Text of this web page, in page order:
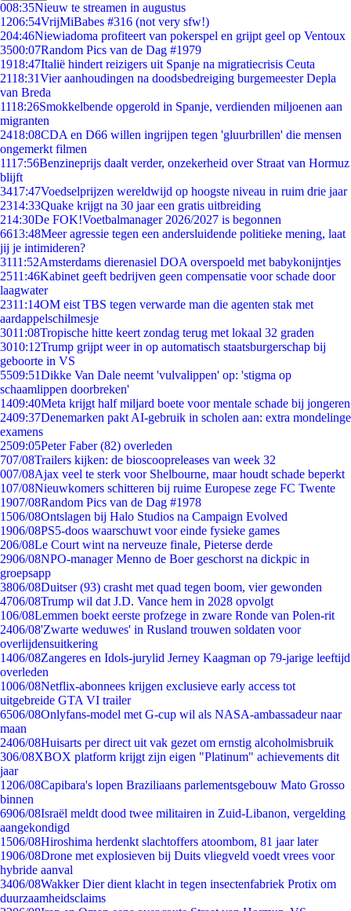
008:35Nieuw te streamen in augustus
1206:54VrijMiBabes #316 (not very sfw!)
204:46Niewiadoma profiteert van pokerspel en grijpt geel op Ventoux
3500:07Random Pics van de Dag #1979
1918:47Italië hindert reizigers uit Spanje na migratiecrisis Ceuta
2118:31Vier aanhoudingen na doodsbedreiging burgemeester Depla
van Breda
1118:26Smokkelbende opgerold in Spanje, verdienden miljoenen aan
migranten
2418:08CDA en D66 willen ingrijpen tegen 'gluurbrillen' die mensen
ongemerkt filmen
1117:56Benzineprijs daalt verder, onzekerheid over Straat van Hormuz
blijft
3417:47Voedselprijzen wereldwijd op hoogste niveau in ruim drie jaar
2314:33Quake krijgt na 30 jaar een gratis uitbreiding
214:30De FOK!Voetbalmanager 2026/2027 is begonnen
6613:48Meer agressie tegen een andersluidende politieke mening, laat
jij je intimideren?
3111:52Amsterdams dierenasiel DOA overspoeld met babykonijntjes
2511:46Kabinet geeft bedrijven geen compensatie voor schade door
laagwater
2311:14OM eist TBS tegen verwarde man die agenten stak met
aardappelschilmesje
3011:08Tropische hitte keert zondag terug met lokaal 32 graden
3010:12Trump grijpt weer in op automatisch staatsburgerschap bij
geboorte in VS
5509:51Dikke Van Dale neemt 'vulvalippen' op: 'stigma op
schaamlippen doorbreken'
1409:40Meta krijgt half miljard boete voor mentale schade bij jongeren
2409:37Denemarken pakt AI-gebruik in scholen aan: extra mondelinge
examens
2509:05Peter Faber (82) overleden
707/08Trailers kijken: de bioscoopreleases van week 32
007/08Ajax veel te sterk voor Shelbourne, maar houdt schade beperkt
107/08Nieuwkomers schitteren bij ruime Europese zege FC Twente
1907/08Random Pics van de Dag #1978
1506/08Ontslagen bij Halo Studios na Campaign Evolved
1906/08PS5-doos waarschuwt voor einde fysieke games
206/08Le Court wint na nerveuze finale, Pieterse derde
2906/08NPO-manager Menno de Boer geschorst na dickpic in
groepsapp
3806/08Duitser (93) crasht met quad tegen boom, vier gewonden
4706/08Trump wil dat J.D. Vance hem in 2028 opvolgt
106/08Lemmen boekt eerste profzege in zware Ronde van Polen-rit
2406/08'Zwarte weduwes' in Rusland trouwen soldaten voor
overlijdensuitkering
1406/08Zangeres en Idols-jurylid Jerney Kaagman op 79-jarige leeftijd
overleden
1006/08Netflix-abonnees krijgen exclusieve early access tot
uitgebreide GTA VI trailer
6506/08Onlyfans-model met G-cup wil als NASA-ambassadeur naar
maan
2406/08Huisarts per direct uit vak gezet om ernstig alcoholmisbruik
306/08XBOX platform krijgt zijn eigen "Platinum" achievements dit
jaar
1206/08Capibara's lopen Braziliaans parlementsgebouw Mato Grosso
binnen
6906/08Israël meldt dood twee militairen in Zuid-Libanon, vergelding
aangekondigd
1506/08Hiroshima herdenkt slachtoffers atoombom, 81 jaar later
1906/08Drone met explosieven bij Duits vliegveld voedt vrees voor
hybride aanval
3406/08Wakker Dier dient klacht in tegen insectenfabriek Protix om
duurzaamheidsclaims